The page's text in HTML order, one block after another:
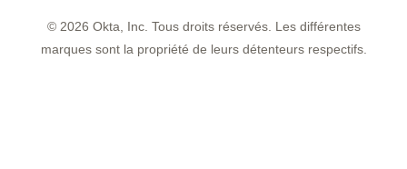
© 2026 Okta, Inc. Tous droits réservés. Les différentes
marques sont la propriété de leurs détenteurs respectifs.